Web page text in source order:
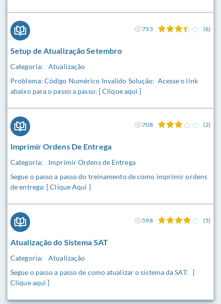
Setup de Atualização Setembro
Categoria:
Atualização
Problema: Código Numérico Invalido Solução: Acesse o link
abaixo para o passo a passo: [ Clique aqui ]
753 (6)
Imprimir Ordens De Entrega
Categoria:
Imprimir Ordens de Entrega
Segue o passo a passo do treinamento de como imprimir ordens
de entrega: [ Clique Aqui ]
708 (2)
Atualização do Sistema SAT
Categoria:
Atualização
Segue o passo a passo de como atualizar o sistema da SAT: [
Clique aqui ]
598 (5)